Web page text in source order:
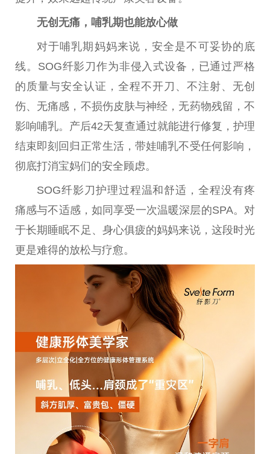
无创无痛，哺乳期也能放心做
对于哺乳期妈妈来说，安全是不可妥协的底
线。SOG纤影 刀作为非侵入式设备，已通过严格
的质量与安全认证，全程不开刀 、不注射、无创
伤、无痛感，不损伤皮肤与神经，无药物残留，不
影响哺乳。产后42天复查通过就能进行修复，护理
结束即刻回归正常生活，带娃哺乳不受任何影响，
彻底打消宝妈们的安全顾虑。
SOG纤影 刀 护理过程温和舒适，全程没有疼
痛感与不适感，如同享受一次温暖深层的SPA。对
于长期睡眠不足、身心俱疲的妈妈来说，这段时光
更是难得的放松与疗愈。